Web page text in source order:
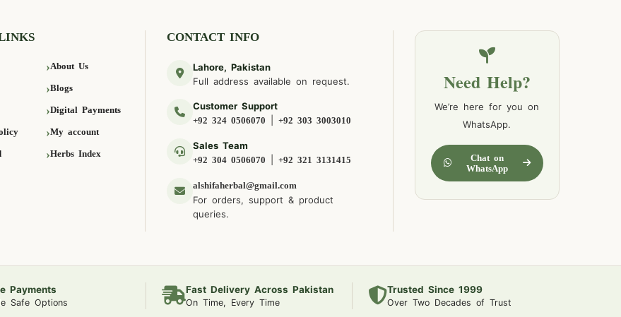
About Us
Blogs
Digital Payments
My account
Herbs Index
CONTACT INFO
Lahore, Pakistan
Full address available on request.
Customer Support
+92 324 0506070 |+92 303 3003010
Sales Team
+92 304 0506070 |+92 321 3131415
alshifaherbal@gmail.com
For orders, support & product
queries.
Need Help?
We’re here for you on
WhatsApp.
Chat on
WhatsApp
Payments
Safe Options
Fast Delivery Across Pakistan
On Time, Every Time
Trusted Since 1999
Over Two Decades of Trust